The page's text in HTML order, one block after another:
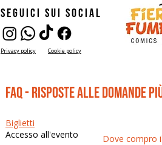
seguici sui social
Privacy policy Cookie policy
FAQ - risposte alle domande
Biglietti
Accesso all'evento
Dove compro